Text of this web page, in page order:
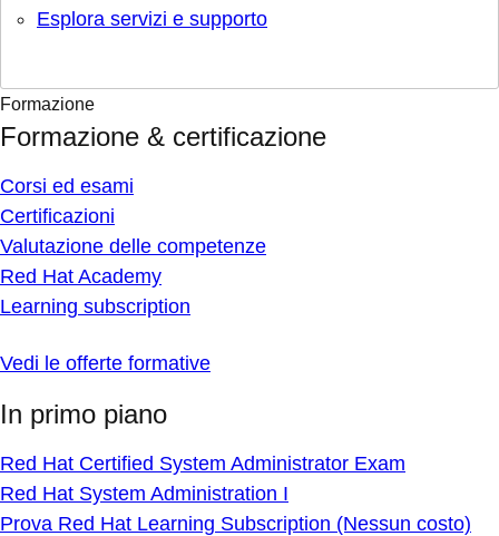
Esplora servizi e supporto
Formazione
Formazione & certificazione
Corsi ed esami
Certificazioni
Valutazione delle competenze
Red Hat Academy
Learning subscription
Vedi le offerte formative
In primo piano
Red Hat Certified System Administrator Exam
Red Hat System Administration I
Prova Red Hat Learning Subscription (Nessun costo)